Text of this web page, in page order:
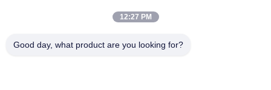
chapeaux detuyau est
12:27 PM
Good day, what product are you looking for?